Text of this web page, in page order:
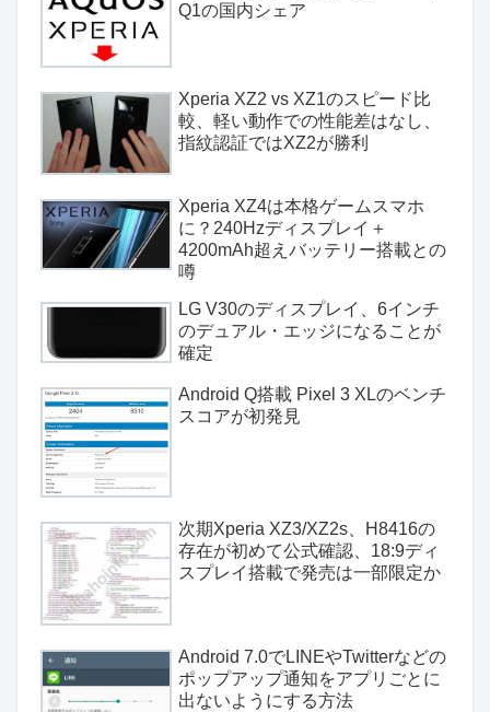
Q1の国内シェア
Xperia XZ2 vs XZ1のスピード比
較、軽い動作での性能差はなし、
指紋認証ではXZ2が勝利
Xperia XZ4は本格ゲームスマホ
に？240Hzディスプレイ＋
4200mAh超えバッテリー搭載との
噂
LG V30のディスプレイ、6インチ
のデュアル・エッジになることが
確定
Android Q搭載 Pixel 3 XLのベンチ
スコアが初発見
次期Xperia XZ3/XZ2s、H8416の
存在が初めて公式確認、18:9ディ
スプレイ搭載で発売は一部限定か
Android 7.0でLINEやTwitterなどの
ポップアップ通知をアプリごとに
出ないようにする方法